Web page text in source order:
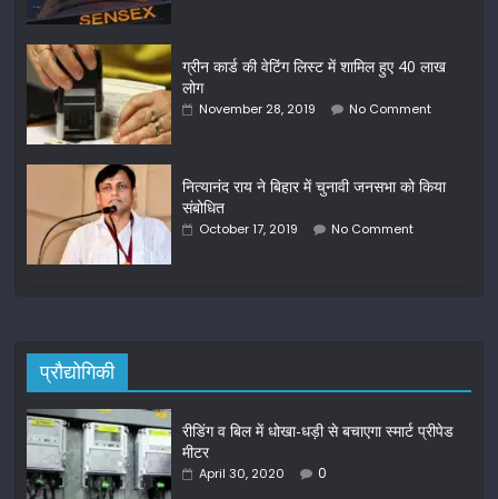
ग्रीन कार्ड की वेटिंग लिस्ट में शामिल हुए 40 लाख
लोग
November 28, 2019 No Comment
नित्यानंद राय ने बिहार में चुनावी जनसभा को किया
संबोधित
October 17, 2019 No Comment
प्रौद्योगिकी
रीडिंग व बिल में धोखा-धड़ी से बचाएगा स्मार्ट प्रीपेड
मीटर
April 30, 2020 0